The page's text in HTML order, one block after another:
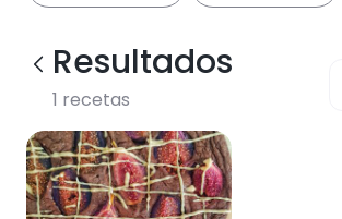
Resultados
1 recetas